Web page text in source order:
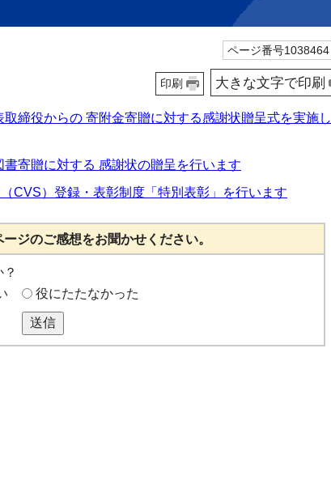
ページ番号1038464
印刷 大きな文字で印刷
締役からの 寄附金寄贈に対する感謝状贈呈式を実施し
寄贈に対する 感謝状の贈呈を行います
CVS）登録・表彰制度「特別表彰」を行います
ジのご感想をお聞かせください。
役にたたなかった
送信